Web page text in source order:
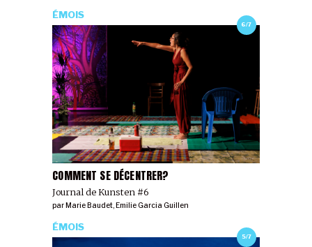
6/7
COMMENT SE DÉCENTRER?
Journal de Kunsten #6
ÉMOIS
parMarie Baudet,Emilie Garcia Guillen
5/7
ÉMOIS